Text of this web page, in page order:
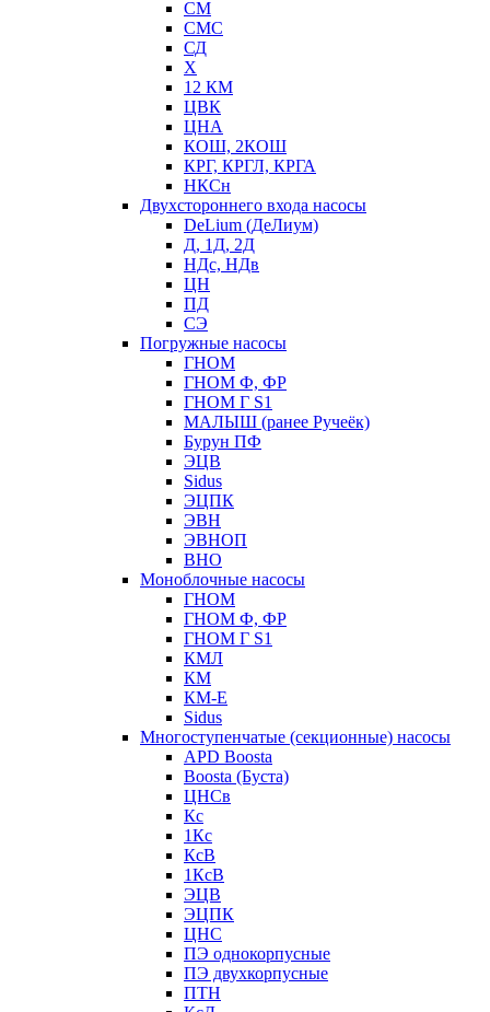
СМ
СМС
СД
Х
12 КМ
ЦВК
ЦНА
КОШ, 2КОШ
КРГ, КРГЛ, КРГА
НКСн
Двухстороннего входа насосы
DeLium (ДеЛиум)
Д, 1Д, 2Д
НДс, НДв
ЦН
ПД
СЭ
Погружные насосы
ГНОМ
ГНОМ Ф, ФР
ГНОМ Г S1
МАЛЫШ (ранее Ручеёк)
Бурун ПФ
ЭЦВ
Sidus
ЭЦПК
ЭВН
ЭВНОП
ВНО
Моноблочные насосы
ГНОМ
ГНОМ Ф, ФР
ГНОМ Г S1
КМЛ
КМ
КМ-Е
Sidus
Многоступенчатые (секционные) насосы
APD Boosta
Boosta (Буста)
ЦНСв
Кс
1Кс
КсВ
1КсВ
ЭЦВ
ЭЦПК
ЦНС
ПЭ однокорпусные
ПЭ двухкорпусные
ПТН